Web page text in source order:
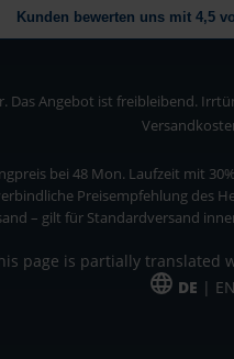
Kunden bewerten uns mit 4,5
Angebot ist freibleibend.
bei 48 Mon. Laufzeit mit
Preisempfehlung des
– gilt für Standardversand
page is partially translated
DE | EN